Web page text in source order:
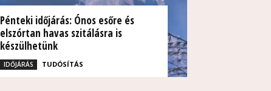
Pénteki időjárás: Ónos esőre és
elszórtan havas szitálásra is
készülhetünk
IDŐJÁRÁS TUDÓSÍTÁS